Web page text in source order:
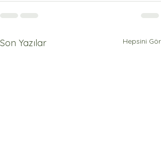
Son Yazılar Hepsini Gör